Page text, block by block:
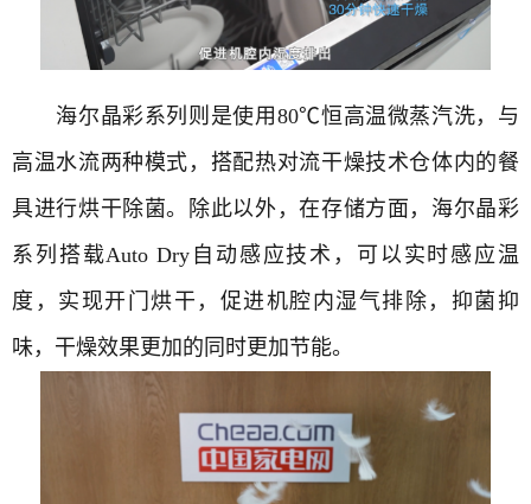
海尔晶彩系列则是使用80℃恒高温微蒸汽洗，与
高温水流两种模式，搭配热对流干燥技术仓体内的餐
具进行烘干除菌。除此以外，在存储方面，海尔晶彩
系列搭载Auto Dry自动感应技术，可以实时感应温
度，实现开门烘干，促进机腔内湿气排除，抑菌抑
味，干燥效果更加的同时更加节能。